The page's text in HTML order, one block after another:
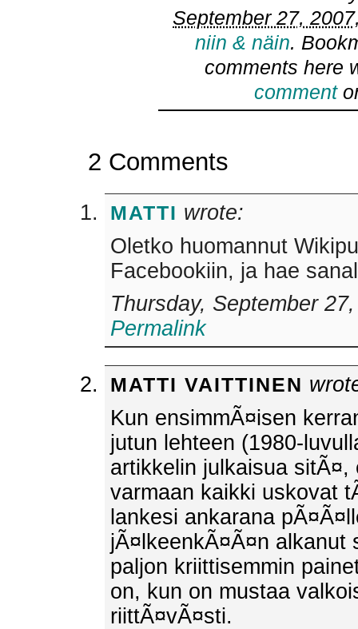
September 27,
niin & näin.
comments here
comment
2 Comments
MATTI wrote:
Oletko huomannut
Facebookiin, ja hae
Thursday, September
Permalink
MATTI VAITTINEN
Kun ensimmÃ¤isen
jutun lehteen (1980-
artikkelin julkaisua sitÃ¤,
varmaan kaikki uskovat
lankesi ankarana
jÃ¤lkeenkÃ¤Ã¤n alkanut
paljon kriittisemmin
on, kun on mustaa
riittÃ¤vÃ¤sti.